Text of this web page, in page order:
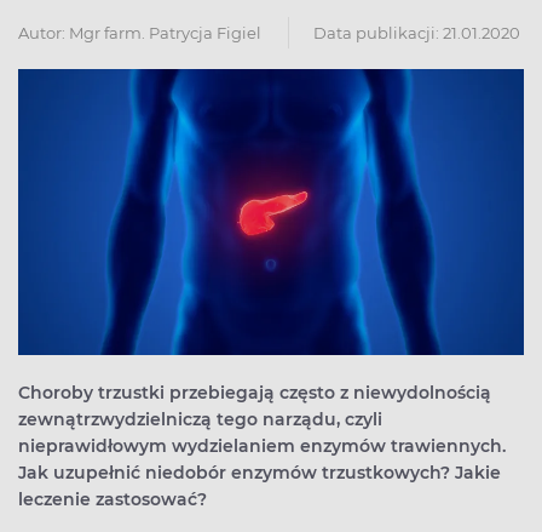
Autor: Mgr farm. Patrycja Figiel Data publikacji: 21.01.2020
Choroby trzustki przebiegają często z niewydolnością
zewnątrzwydzielniczą tego narządu, czyli
nieprawidłowym wydzielaniem enzymów trawiennych.
Jak uzupełnić niedobór enzymów trzustkowych? Jakie
leczenie zastosować?